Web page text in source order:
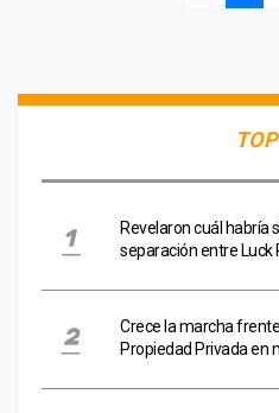
Revelaron cuál habría
separación entre Luck
Crece la marcha
Propiedad Privada en